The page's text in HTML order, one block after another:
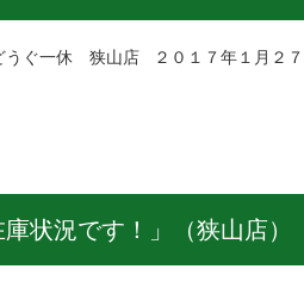
一休 狭山店 ２０１７年１月２７
状況です！」（狭山店）